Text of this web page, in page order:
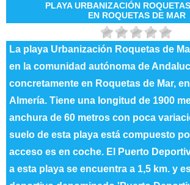
PLAYA URBANIZACIÓN
EN ROQUETAS DE MAR
La playa Urbanización Roquetas de
en la comunidad autónoma de
concretamente en Roquetas de Mar,
Almería. Tiene una longitud de 1900
anchura de 60 metros con poca
suelo de esta playa está compuesto
acceso es en coche. El Puerto
a esta playa se encuentra a 1,5 km. y